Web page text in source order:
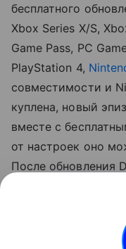
бесплатного
Xbox Series X/S,
Game Pass, PC
PlayStation 4,
совместимости и
куплена, новый
вместе с
от настроек оно
После обновления
кооперативный